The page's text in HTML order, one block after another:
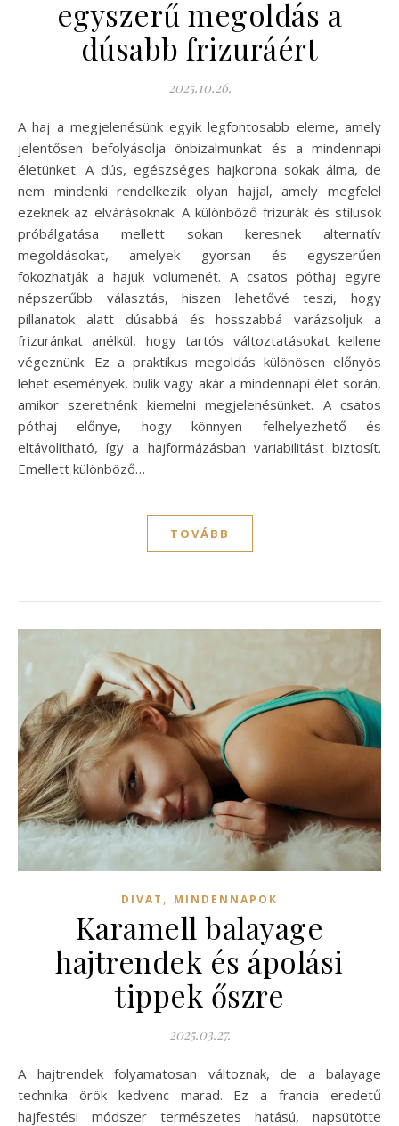
egyszerű megoldás a
dúsabb frizuráért
2025.10.26.
A haj a megjelenésünk egyik legfontosabb eleme, amely
jelentősen befolyásolja önbizalmunkat és a mindennapi
életünket. A dús, egészséges hajkorona sokak álma, de
nem mindenki rendelkezik olyan hajjal, amely megfelel
ezeknek az elvárásoknak. A különböző frizurák és stílusok
próbálgatása mellett sokan keresnek alternatív
megoldásokat, amelyek gyorsan és egyszerűen
fokozhatják a hajuk volumenét. A csatos póthaj egyre
népszerűbb választás, hiszen lehetővé teszi, hogy
pillanatok alatt dúsabbá és hosszabbá varázsoljuk a
frizuránkat anélkül, hogy tartós változtatásokat kellene
végeznünk. Ez a praktikus megoldás különösen előnyös
lehet események, bulik vagy akár a mindennapi élet során,
amikor szeretnénk kiemelni megjelenésünket. A csatos
póthaj előnye, hogy könnyen felhelyezhető és
eltávolítható, így a hajformázásban variabilitást biztosít.
Emellett különböző…
TOVÁBB
DIVAT , MINDENNAPOK
Karamell balayage
hajtrendek és ápolási
tippek őszre
2025.03.27.
A hajtrendek folyamatosan változnak, de a balayage
technika örök kedvenc marad. Ez a francia eredetű
hajfestési módszer természetes hatású, napsütötte